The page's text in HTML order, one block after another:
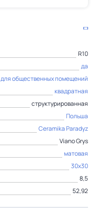
R10
да
для общественных помещений
квадратная
структурированная
Польша
Ceramika Paradyz
Viano Grys
матовая
30x30
8,5
52,92